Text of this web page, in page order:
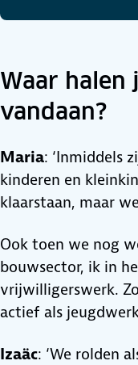
Waar
vandaan?
Maria: ‘Inmiddels
kinderen en
klaarstaan, maar
Ook toen we nog
bouwsector, ik in
vrijwilligerswerk.
actief als
Izaäc: ‘We rolden